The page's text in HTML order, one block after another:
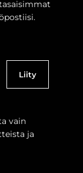
vain
ja